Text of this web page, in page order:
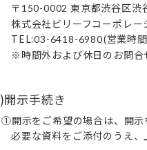
〒 150-0002 東京都渋谷区渋
株式会社ビリーフコーポレー
TEL:03-6418-6980(営業時間
※時間外および休日のお問合
)開示手続き
①開示をご希望の場合は、開示
必要な資料をご添付のうえ